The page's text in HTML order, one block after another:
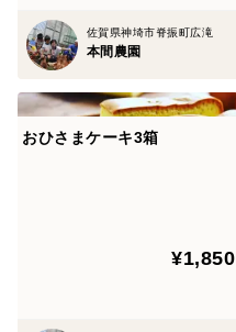
佐賀県神埼市脊振町広滝
本間農園
おひさまケーキ3箱
¥1,850